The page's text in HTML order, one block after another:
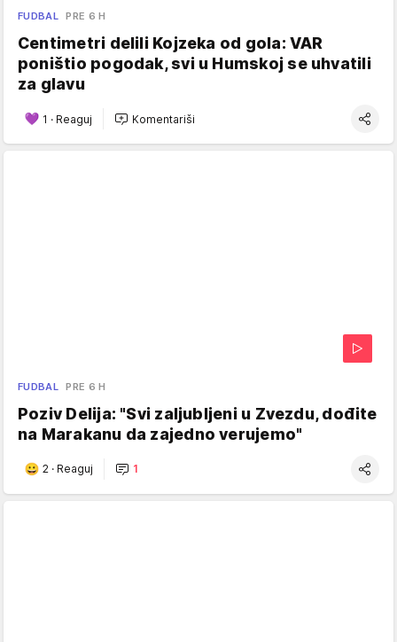
FUDBAL PRE 6 H
Centimetri delili Kojzeka od gola: VAR
poništio pogodak, svi u Humskoj se uhvatili
za glavu
1 · Reaguj Komentariši
FUDBAL PRE 6 H
Poziv Delija: "Svi zaljubljeni u Zvezdu, dođite
na Marakanu da zajedno verujemo"
2 · Reaguj 1